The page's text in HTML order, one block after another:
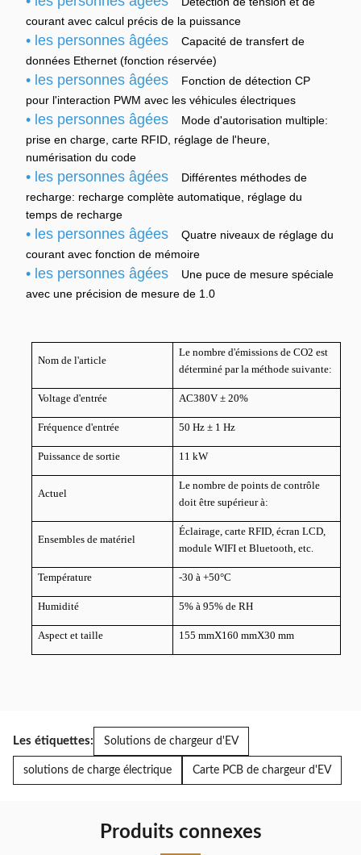
courant avec calcul précis de la puissance
• les personnes âgées
Capacité de transfert de
données Ethernet (fonction réservée)
• les personnes âgées
Fonction de détection CP
pour l'interaction PWM avec les véhicules électriques
• les personnes âgées
Mode d'autorisation multiple:
prise en charge, carte RFID, réglage de l'heure,
numérisation du code
• les personnes âgées
Différentes méthodes de
recharge: recharge complète automatique, réglage du
temps de recharge
• les personnes âgées
Quatre niveaux de réglage du
courant avec fonction de mémoire
• les personnes âgées
Une puce de mesure spéciale
avec une précision de mesure de 1.0
Nom de l'article
Le nombre d'émissions de CO2 est
déterminé par la méthode suivante:
Voltage d'entrée AC380V ± 20%
Fréquence d'entrée 50 Hz ± 1 Hz
Puissance de sortie 11 kW
Actuel
Le nombre de points de contrôle
doit être supérieur à:
Ensembles de matériel
Éclairage, carte RFID, écran LCD,
module WIFI et Bluetooth, etc.
Température -30 à +50°C
Humidité 5% à 95% de RH
Aspect et taille 155 mmX160 mmX30 mm
Les étiquettes: Solutions de chargeur d'EV
solutions de charge électrique Carte PCB de chargeur d'EV
Produits connexes